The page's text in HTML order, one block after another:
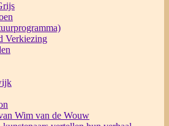
Verkiezing
Wim van de Wouw